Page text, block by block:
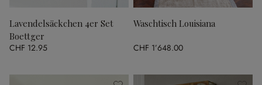
Lavendelsäckchen 4er Set
Boettger
CHF 12.95
Waschtisch Louisiana
CHF 1’648.00